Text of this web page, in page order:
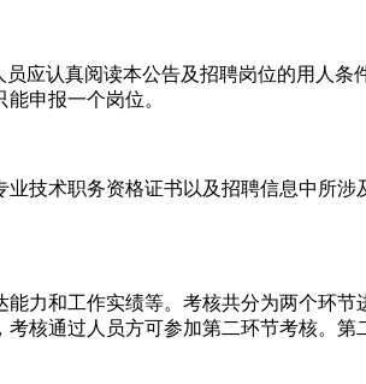
应认真阅读本公告及招聘岗位的用人条
申报一个岗位。
技术职务资格证书以及招聘信息中所涉
力和工作实绩等。考核共分为两个环节
核通过人员方可参加第二环节考核。第